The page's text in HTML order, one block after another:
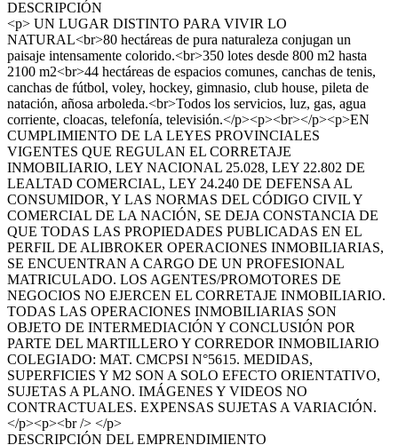
DESCRIPCIÓN
<p> UN LUGAR DISTINTO PARA VIVIR LO
NATURAL<br>80 hectáreas de pura naturaleza conjugan un
paisaje intensamente colorido.<br>350 lotes desde 800 m2 hasta
2100 m2<br>44 hectáreas de espacios comunes, canchas de tenis,
canchas de fútbol, voley, hockey, gimnasio, club house, pileta de
natación, añosa arboleda.<br>Todos los servicios, luz, gas, agua
corriente, cloacas, telefonía, televisión.</p><p><br></p><p>EN
CUMPLIMIENTO DE LA LEYES PROVINCIALES
VIGENTES QUE REGULAN EL CORRETAJE
INMOBILIARIO, LEY NACIONAL 25.028, LEY 22.802 DE
LEALTAD COMERCIAL, LEY 24.240 DE DEFENSA AL
CONSUMIDOR, Y LAS NORMAS DEL CÓDIGO CIVIL Y
COMERCIAL DE LA NACIÓN, SE DEJA CONSTANCIA DE
QUE TODAS LAS PROPIEDADES PUBLICADAS EN EL
PERFIL DE ALIBROKER OPERACIONES INMOBILIARIAS,
SE ENCUENTRAN A CARGO DE UN PROFESIONAL
MATRICULADO. LOS AGENTES/PROMOTORES DE
NEGOCIOS NO EJERCEN EL CORRETAJE INMOBILIARIO.
TODAS LAS OPERACIONES INMOBILIARIAS SON
OBJETO DE INTERMEDIACIÓN Y CONCLUSIÓN POR
PARTE DEL MARTILLERO Y CORREDOR INMOBILIARIO
COLEGIADO: MAT. CMCPSI N°5615. MEDIDAS,
SUPERFICIES Y M2 SON A SOLO EFECTO ORIENTATIVO,
SUJETAS A PLANO. IMÁGENES Y VIDEOS NO
CONTRACTUALES. EXPENSAS SUJETAS A VARIACIÓN.
</p><p><br /> </p>
DESCRIPCIÓN DEL EMPRENDIMIENTO